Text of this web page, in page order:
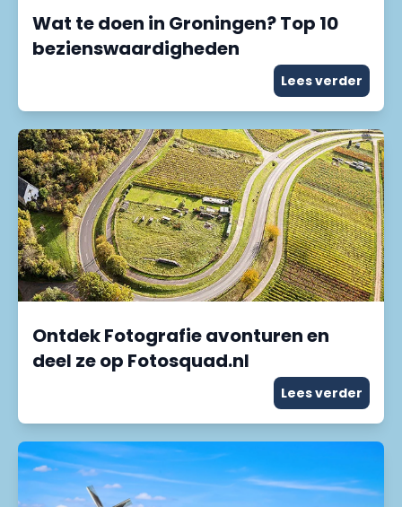
Wat te doen in Groningen? Top 10
bezienswaardigheden
Lees verder
Ontdek Fotografie avonturen en
deel ze op Fotosquad.nl
Lees verder